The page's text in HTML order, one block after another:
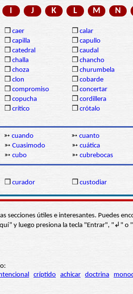
I J K L M N
❒ caer ❒ calar
❒ capilla ❒ capullo
❒ catedral ❒ caudal
❒ challa ❒ chancho
❒ choza ❒ churumbela
❒ clon ❒ cobarde
❒ compromiso ❒ concertar
❒ copucha ❒ cordillera
❒ crítico ❒ crótalo
➳ cuando ➳ cuanto
➳ Cuasimodo ➳ cuática
➳ cubo ➳ cubrebocas
❒ curador ❒ custodiar
secciones útiles e interesantes. Puedes
y luego presiona la tecla "Entrar",
críptido achicar doctrina